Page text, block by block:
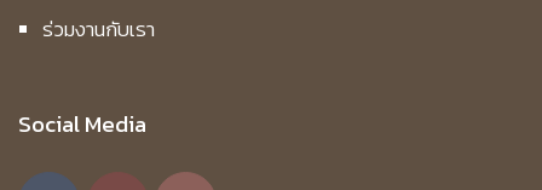
ร่วมงานกับเรา
Social Media